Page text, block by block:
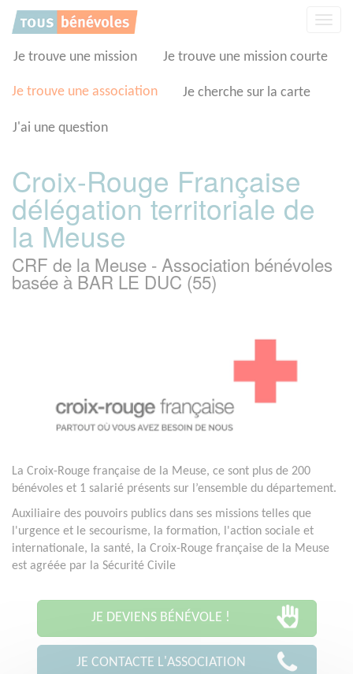
Je trouve une mission Je trouve une mission courte
Je trouve une association Je cherche sur la carte
J'ai une question
Croix-Rouge Française
délégation territoriale de
la Meuse
CRF de la Meuse - Association bénévoles
basée à BAR LE DUC (55)
La Croix-Rouge française de la Meuse, ce sont plus de 200
bénévoles et 1 salarié présents sur l’ensemble du département.
Auxiliaire des pouvoirs publics dans ses missions telles que
l'urgence et le secourisme, la formation, l'action sociale et
internationale, la santé, la Croix-Rouge française de la Meuse
est agréée par la Sécurité Civile
JE DEVIENS BÉNÉVOLE !
JE CONTACTE L'ASSOCIATION
Panneau de gestion des cookies